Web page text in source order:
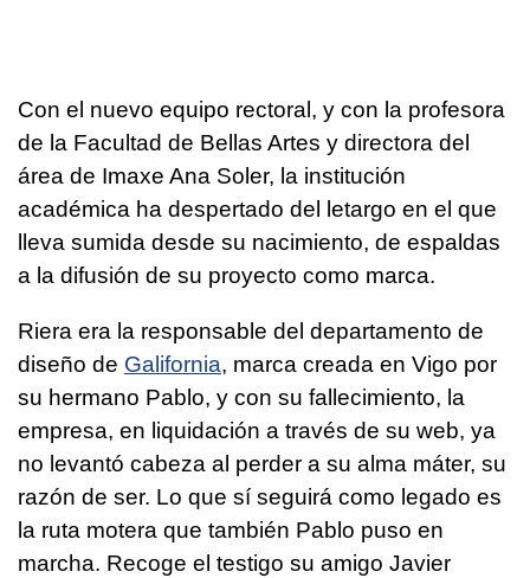
Con el nuevo equipo rectoral, y con la profesora
de la Facultad de Bellas Artes y directora del
área de Imaxe Ana Soler, la institución
académica ha despertado del letargo en el que
lleva sumida desde su nacimiento, de espaldas
a la difusión de su proyecto como marca.
Riera era la responsable del departamento de
diseño de Galifornia, marca creada en Vigo por
su hermano Pablo, y con su fallecimiento, la
empresa, en liquidación a través de su web, ya
no levantó cabeza al perder a su alma máter, su
razón de ser. Lo que sí seguirá como legado es
la ruta motera que también Pablo puso en
marcha. Recoge el testigo su amigo Javier